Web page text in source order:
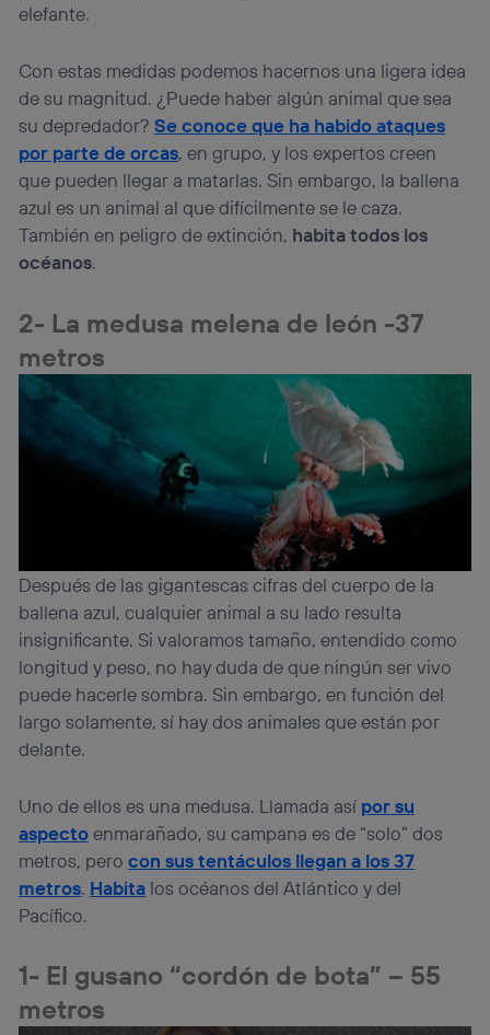
elefante.
Con estas medidas podemos hacernos una ligera idea
de su magnitud. ¿Puede haber algún animal que sea
su depredador?Se conoce que ha habido ataques
por parte de orcas, en grupo, y los expertos creen
que pueden llegar a matarlas. Sin embargo, la ballena
azul es un animal al que difícilmente se le caza.
También en peligro de extinción, habita todos los
océanos.
2- La medusa melena de león -37
metros
Después de las gigantescas cifras del cuerpo de la
ballena azul, cualquier animal a su lado resulta
insignificante. Si valoramos tamaño, entendido como
longitud y peso, no hay duda de que ningún ser vivo
puede hacerle sombra. Sin embargo, en función del
largo solamente, sí hay dos animales que están por
delante.
Uno de ellos es una medusa. Llamada así por su
aspectoenmarañado, su campana es de “solo” dos
metros, perocon sus tentáculos llegan a los 37
metros. Habita los océanos del Atlántico y del
Pacífico.
1- El gusano “cordón de bota” – 55
metros